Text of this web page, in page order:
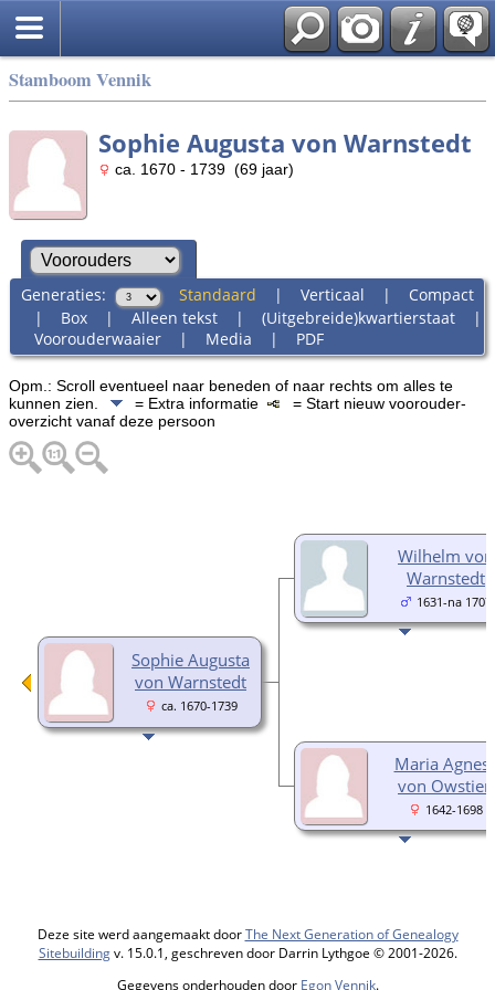
Stamboom Vennik
Sophie Augusta von Warnstedt
ca. 1670 - 1739 (69 jaar)
Generaties: Standaard | Verticaal | Compact
| Box| Alleen tekst| (Uitgebreide)kwartierstaat|
Voorouderwaaier| Media | PDF
Opm.: Scroll eventueel naar beneden of naar rechts om alles te
kunnen zien.
= Extra informatie
= Start nieuw voorouder-
overzicht vanaf deze persoon
Sophie Augusta
von Warnstedt
ca. 1670-1739
Wilhelm von
Warnstedt
1631-na 1707
Maria
von Owstien
1642-1698
Deze site werd aangemaakt doorThe Next Generation of Genealogy
Sitebuildingv. 15.0.1, geschreven door Darrin Lythgoe © 2001-2026.
Gegevens onderhouden door Egon Vennik.